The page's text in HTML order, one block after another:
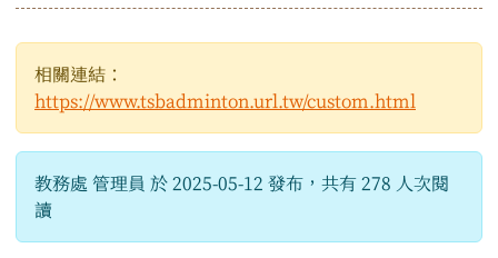
相關連結：
https://www.tsbadminton.url.tw/custom.html
教務處 管理員 於 2025-05-12 發布，共有 278 人次閱
讀